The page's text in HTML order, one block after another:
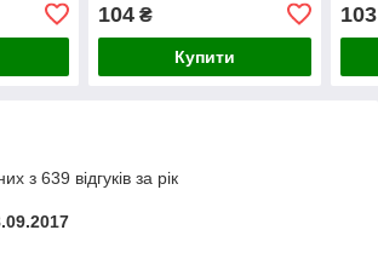
104₴
Купити
103
з 639 відгуків за рік